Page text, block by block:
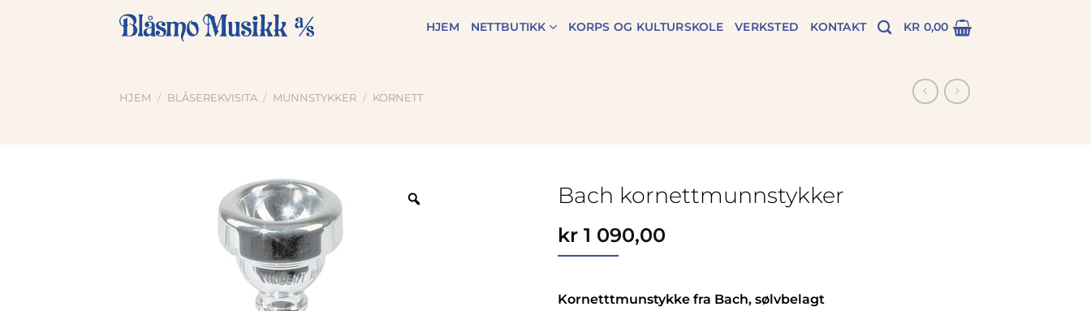
HJEM NETTBUTIKK KORPS OG KULTURSKOLE VERKSTED KONTAKT KR 0,00
HJEM / BLÅSEREKVISITA / MUNNSTYKKER / KORNETT
Bach kornettmunnstykker
kr 1 090,00
Kornetttmunstykke fra Bach, sølvbelagt